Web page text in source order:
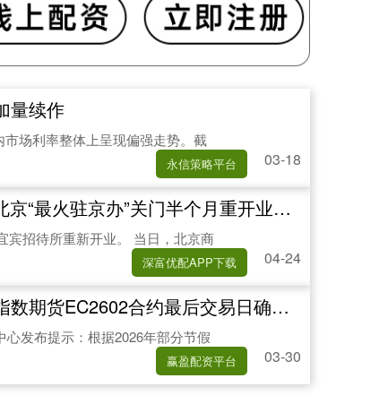
量续作
03-18
场利率整体上呈现偏强走势。截
永信策略平台
”关门半个月重开业，菜有调整吗？饭点排队超1小时…
04-24
宾招待所重新开业。 当日，北京商
深富优配APP下载
合约最后交易日确定 业内提醒投资者须做好风险控制
03-30
发布提示：根据2026年部分节假
赢盈配资平台